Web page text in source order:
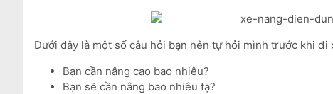
Dưới đây là một số câu hỏi bạn nên tự hỏi mình trước khi đi
Bạn cần nâng cao bao nhiêu?
Bạn sẽ cần nâng bao nhiêu tạ?